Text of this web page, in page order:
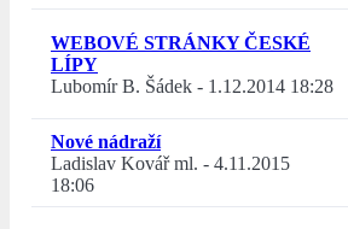
WEBOVÉ STRÁNKY ČESKÉ
LÍPY
Lubomír B. Šádek - 1.12.2014 18:28
Nové nádraží
Ladislav Kovář ml. - 4.11.2015
18:06